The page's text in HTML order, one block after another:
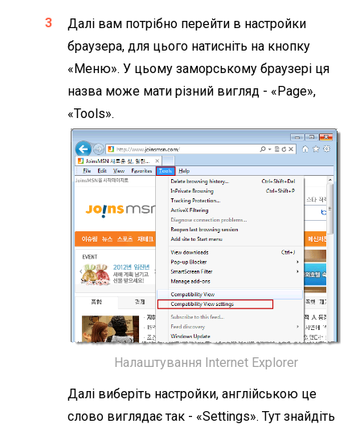
Далі вам потрібно перейти в настройки
браузера, для цього натисніть на кнопку
«Меню». У цьому заморському браузері ця
назва може мати різний вигляд - «Page»,
«Tools».
Налаштування Internet Explorer
Далі виберіть настройки, англійською це
слово виглядає так - «Settings». Тут знайдіть